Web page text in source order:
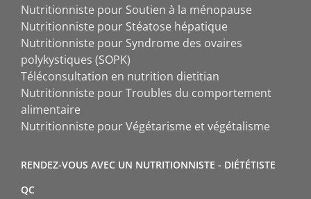
Nutritionniste pour Soutien à la ménopause
Nutritionniste pour Stéatose hépatique
Nutritionniste pour Syndrome des ovaires
polykystiques (SOPK)
Téléconsultation en nutrition dietitian
Nutritionniste pour Troubles du comportement
alimentaire
Nutritionniste pour Végétarisme et végétalisme
RENDEZ-VOUS AVEC UN NUTRITIONNISTE - DIÉTÉTISTE
QC